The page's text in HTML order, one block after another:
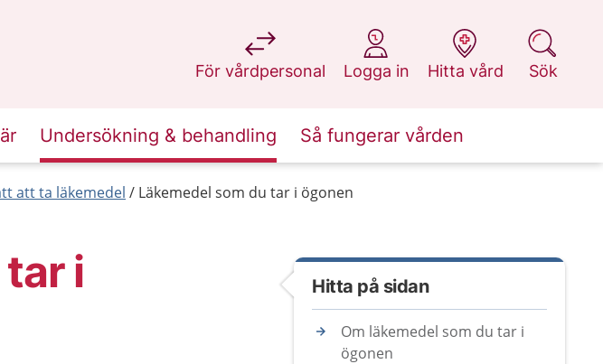
För vårdpersonal
på 1177.se
Logga in
på 1177.se
Hitta vård
på 1177.se
Sök
på 1177.se
Undersökning & behandling Så fungerar vården
att ta läkemedel Läkemedel som du tar i ögonen
i
Hitta på sidan
Om läkemedel som du tar i
ögonen